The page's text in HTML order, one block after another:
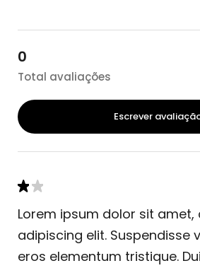
0
Total avaliações
Escrever
Lorem ipsum dolor sit
adipiscing elit. Suspendisse
eros elementum tristique.